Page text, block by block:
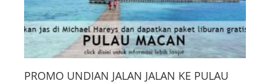
PROMO UNDIAN JALAN JALAN KE PULAU